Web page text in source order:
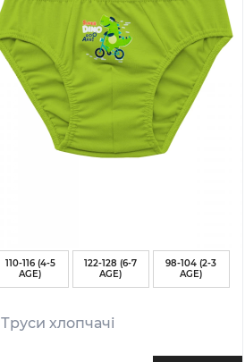
110-116 (4-5
AGE)
122-128 (6-7
AGE)
98-104 (2-3
AGE)
Труси хлопчачі